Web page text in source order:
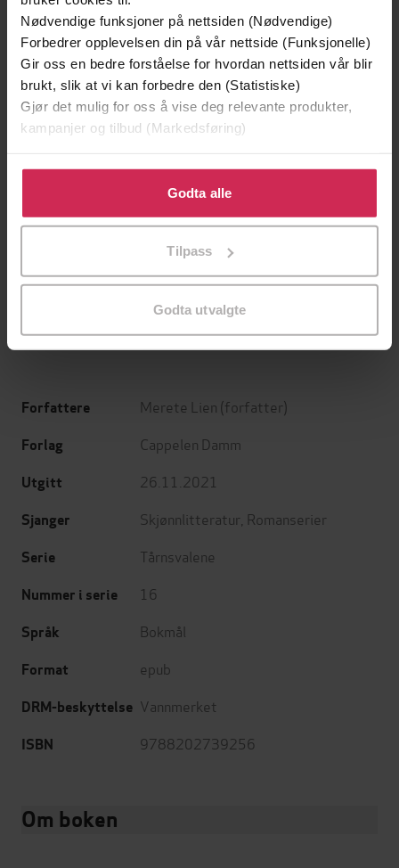
Nødvendige funksjoner på nettsiden (Nødvendige)
Forbedrer opplevelsen din på vår nettside (Funksjonelle)
Gir oss en bedre forståelse for hvordan nettsiden vår blir
brukt, slik at vi kan forbedre den (Statistiske)
Gjør det mulig for oss å vise deg relevante produkter,
kampanjer og tilbud (Markedsføring)
Klikk på «Godta alle» for å gi oss ditt samtykke til å
bruke cookies for alle disse formålene. Du kan også
tilpasse ditt samtykke til spesifikke formål ved å klikke
Godta alle
Tilpass
Godta utvalgte
Jo Nesbø
Jørn Lier Horst
Forfattere Merete Lien (forfatter)
Forlag Cappelen Damm
Utgitt 26.11.2021
Sjanger Skjønnlitteratur Romanserier
Serie Tårnsvalene
Nummer i serie 16
Språk Bokmål
Format epub
DRM-beskyttelse Vannmerket
ISBN 9788202739256
Om boken